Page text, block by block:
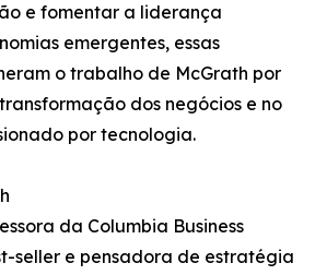
e fomentar a liderança
emergentes, essas
o trabalho de McGrath por
dos negócios e no
por tecnologia.
da Columbia Business
seller e pensadora de estratégia